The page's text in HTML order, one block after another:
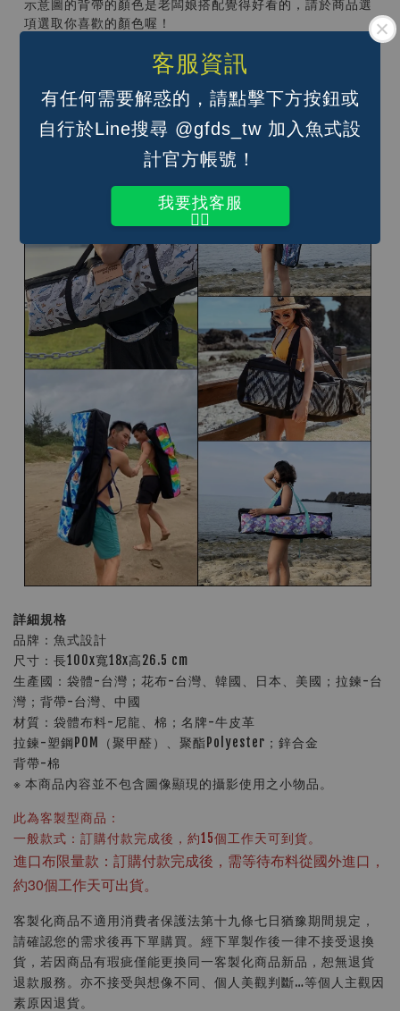
客服資訊
有任何需要解惑的，請點擊下方按鈕或
自行於Line搜尋 @gfds_tw 加入魚式設
計官方帳號！
我要找客服
👆🏽
示意圖的背帶的顏色是老闆娘搭配覺得好看的，請於商品選
項選取你喜歡的顏色喔！
雙肩後背（背面還有兩條蓬軟舒適的背帶，不是雙肩背那兩
條喔）；
手提（單肩背帶調到最短即可）
詳細規格
品牌：魚式設計
尺寸：長100x寬18x高26.5 cm
生產國：袋體-台灣；花布-台灣、韓國、日本、美國；拉鍊-台
灣；背帶-台灣、中國
材質：袋體布料-尼龍、棉；名牌-牛皮革
拉鍊-塑鋼POM（聚甲醛）、聚酯Polyester；鋅合金
背帶-棉
※ 本商品內容並不包含圖像顯現的攝影使用之小物品。
此為客製型商品：
一般款式：訂購付款完成後，約15個工作天可到貨。
進口布限量款：訂購付款完成後，需等待布料從國外進口，
約30個工作天可出貨。
客製化商品不適用消費者保護法第十九條七日猶豫期間規定，
請確認您的需求後再下單購買。經下單製作後一律不接受退換
貨，若因商品有瑕疵僅能更換同一客製化商品新品，恕無退貨
退款服務。亦不接受與想像不同、個人美觀判斷…等個人主觀因
素原因退貨。